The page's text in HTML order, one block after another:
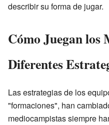
describir su forma de jugar.
Cómo Juegan los
Diferentes
Las estrategias de los
"formaciones", han
mediocampistas siempre